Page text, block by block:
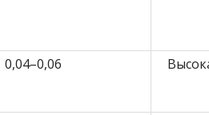
0,04–0,06